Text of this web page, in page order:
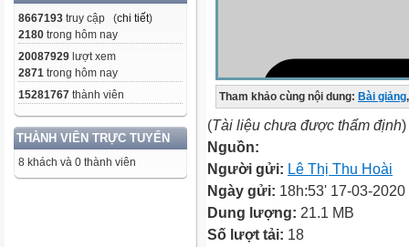
8667193 truy cập (chi tiết)
2180 trong hôm nay
20087929 lượt xem
2871 trong hôm nay
15281767 thành viên
THÀNH VIÊN TRỰC TUYẾN
8 khách và 0 thành viên
Tham khảo cùng nội dung: Bài giảng,
(Tài liệu chưa được thẩm định)
Nguồn:
Người gửi: Lê Thị Thu Hoài
Ngày gửi: 18h:53' 17-03-2020
Dung lượng: 21.1 MB
Số lượt tải: 18